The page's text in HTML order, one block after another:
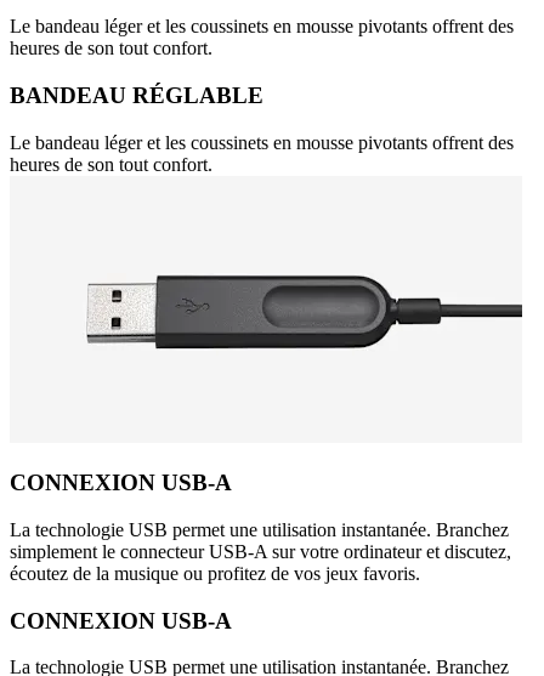
Le bandeau léger et les coussinets en mousse pivotants offrent des
heures de son tout confort.
BANDEAU RÉGLABLE
Le bandeau léger et les coussinets en mousse pivotants offrent des
heures de son tout confort.
CONNEXION USB-A
La technologie USB permet une utilisation instantanée. Branchez
simplement le connecteur USB-A sur votre ordinateur et discutez,
écoutez de la musique ou profitez de vos jeux favoris.
CONNEXION USB-A
La technologie USB permet une utilisation instantanée. Branchez